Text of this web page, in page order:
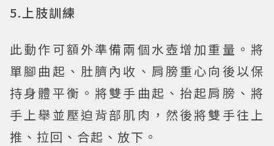
5.上肢訓練
此動作可額外準備兩個水壺增加重量。將
單腳曲起、肚臍內收、肩膀重心向後以保
持身體平衡。將雙手曲起、抬起肩膀、將
手上舉並壓迫背部肌肉，然後將雙手往上
推、拉回、合起、放下。